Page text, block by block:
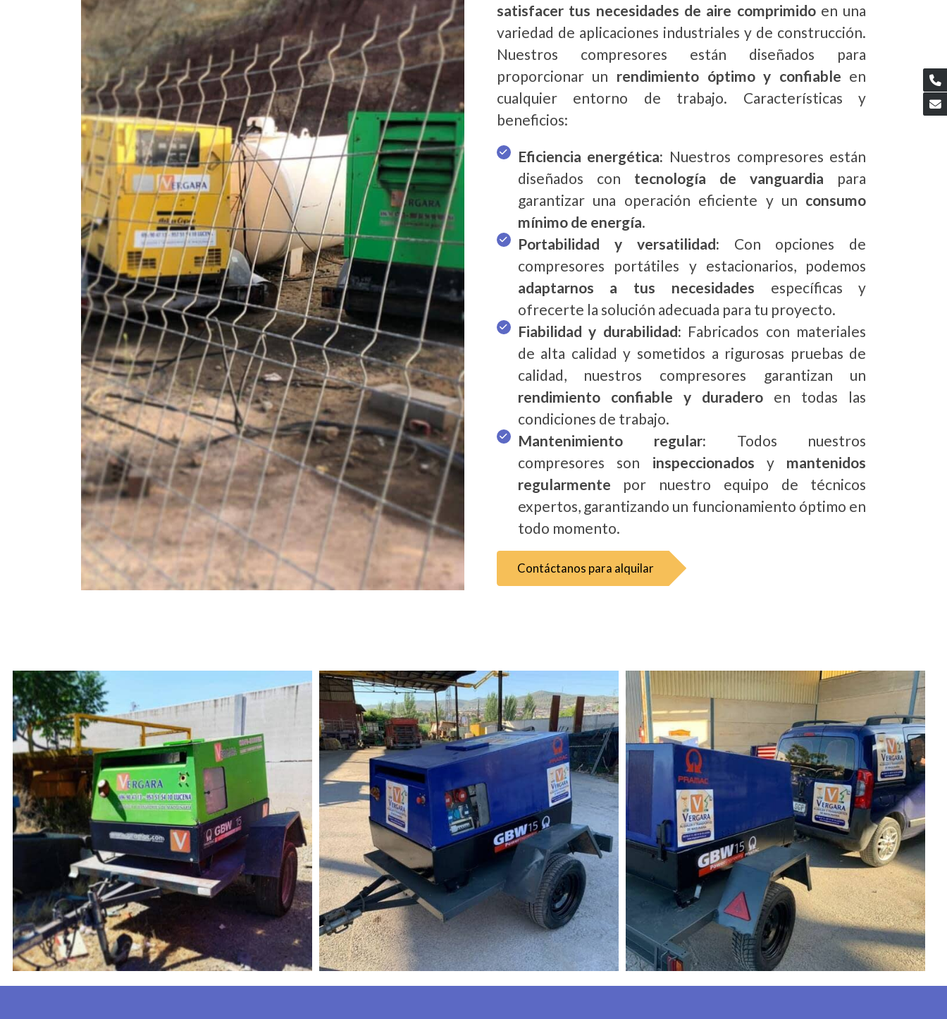
satisfacer tus necesidades de aire comprimido en una
variedad de aplicaciones industriales y de construcción.
Nuestros compresores están diseñados para
proporcionar un rendimiento óptimo y confiable en
cualquier entorno de trabajo. Características y
beneficios:
Eficiencia energética: Nuestros compresores están
diseñados con tecnología de vanguardia para
garantizar una operación eficiente y un consumo
mínimo de energía.
Portabilidad y versatilidad: Con opciones de
compresores portátiles y estacionarios, podemos
adaptarnos a tus necesidades específicas y
ofrecerte la solución adecuada para tu proyecto.
Fiabilidad y durabilidad: Fabricados con materiales
de alta calidad y sometidos a rigurosas pruebas de
calidad, nuestros compresores garantizan un
rendimiento confiable y duradero en todas las
condiciones de trabajo.
Mantenimiento regular: Todos nuestros
compresores son inspeccionados y mantenidos
regularmente por nuestro equipo de técnicos
expertos, garantizando un funcionamiento óptimo en
todo momento.
Contáctanos para alquilar